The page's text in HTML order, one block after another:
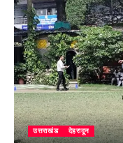
उत्तराखंड देहरादून